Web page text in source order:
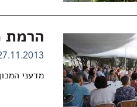
הרמת
מדעני